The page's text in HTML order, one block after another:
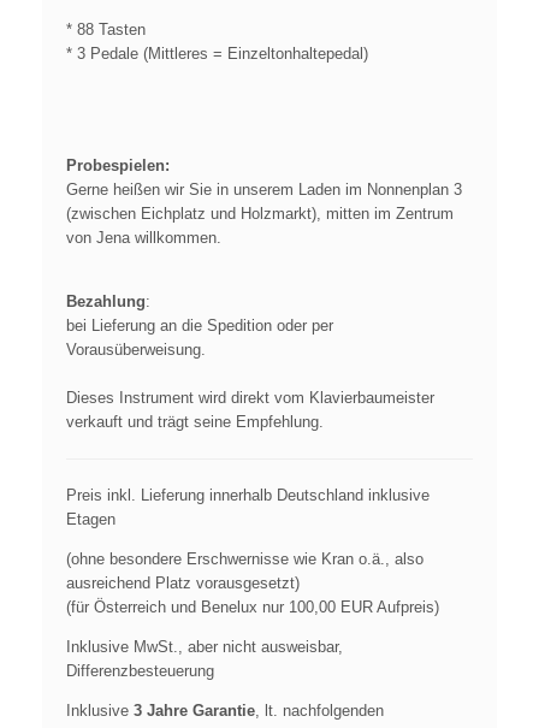
* 88 Tasten
* 3 Pedale (Mittleres = Einzeltonhaltepedal)
Probespielen:
Gerne heißen wir Sie in unserem Laden im Nonnenplan 3
(zwischen Eichplatz und Holzmarkt), mitten im Zentrum
von Jena willkommen.
Bezahlung:
bei Lieferung an die Spedition oder per
Vorausüberweisung.
Dieses Instrument wird direkt vom Klavierbaumeister
verkauft und trägt seine Empfehlung.
Preis inkl. Lieferung innerhalb Deutschland inklusive
Etagen
(ohne besondere Erschwernisse wie Kran o.ä., also
ausreichend Platz vorausgesetzt)
(für Österreich und Benelux nur 100,00 EUR Aufpreis)
Inklusive MwSt., aber nicht ausweisbar,
Differenzbesteuerung
Inklusive3 Jahre Garantie, lt. nachfolgenden